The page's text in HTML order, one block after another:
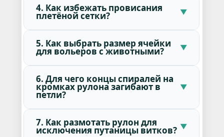
4. Как избежать провисания
плетёной сетки?
5. Как выбрать размер ячейки
для вольеров с животными?
6. Для чего концы спиралей на
кромках рулона загибают в
петли?
7. Как размотать рулон для
исключения путаницы витков?